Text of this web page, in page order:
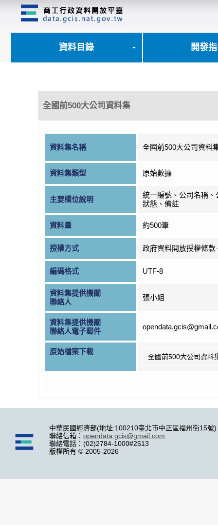
資料目錄 開發
全國前500大公司資料集
資料集名稱 全國前500大公司資料
資料集類型 原始數據
主要欄位說明
統一編號、公司名稱、
狀態、備註
資料量 約500筆
授權方式 政府資料開放授權條款
編碼格式 UTF-8
資料集提供機關
聯絡人
張小姐
資料集提供機關
聯絡人電子郵件
原始檔案下載
全國前500大公司資料
中華民國經濟部(地址:100210臺北市中正區福州街15號)
聯絡信箱： opendata.gcis@gmail.com
聯絡電話：(02)2784-1000#2513
版權所有 © 2005-2026